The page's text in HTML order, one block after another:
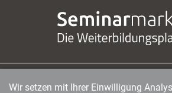
managerSeminare Verlags GmbH |
Wir setzen mit Ihrer Einwilligung